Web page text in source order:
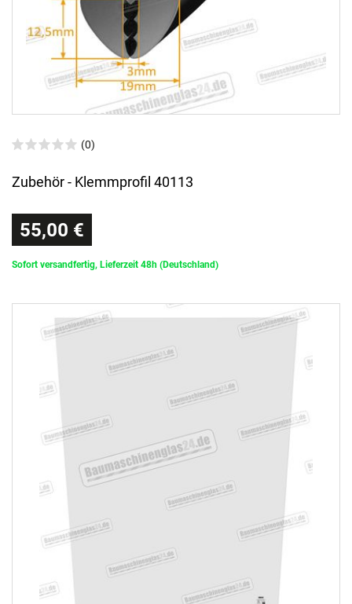
(0)
Zubehör - Klemmprofil 40113
55,00 €
Sofort versandfertig, Lieferzeit 48h (Deutschland)